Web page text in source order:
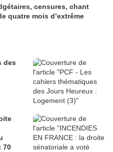
censures, chant
quatre mois d’extrême
des
70